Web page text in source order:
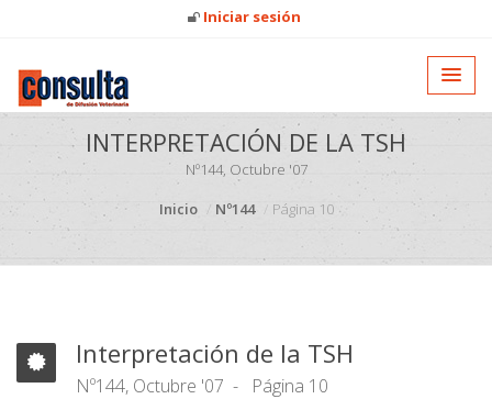
Iniciar sesión
INTERPRETACIÓN DE LA TSH
Nº144, Octubre '07
Inicio
Nº144 Página 10
Interpretación de la TSH
Nº144, Octubre '07 Página 10